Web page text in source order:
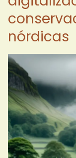
nórdicas